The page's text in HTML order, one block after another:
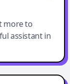
more to
assistant in